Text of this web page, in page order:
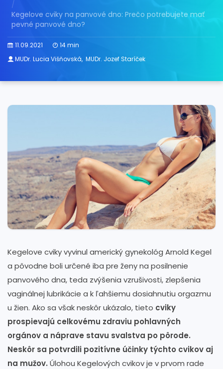
Kegelove cviky na panvové dno: Prečo potrebujete mať
pevné panvové dno?
11.09.2021
14 min
MUDr. Lucia Višňovská, MUDr. Jozef Staríček
Kegelove cviky vyvinul americký gynekológ Arnold Kegel
a pôvodne boli určené iba pre ženy na posilnenie
panvového dna, teda zvýšenia vzrušivosti, zlepšenia
vaginálnej lubrikácie a k ľahšiemu dosiahnutiu orgazmu
u žien. Ako sa však neskôr ukázalo, tieto cviky
prospievajú celkovému zdraviu pohlavných
orgánov a náprave stavu svalstva po pôrode.
Neskôr sa potvrdili pozitívne účinky týchto cvikov aj
na mužov. Úlohou Kegelových cvikov je v prvom rade